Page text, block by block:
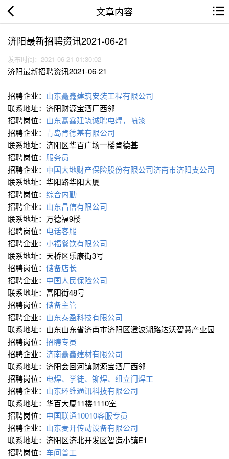
文章内容
济阳最新招聘资讯2021-06-21
发布时间：2021-06-21 01:30:02
济阳最新招聘资讯2021-06-21
招聘企业： 山东矗鑫建筑安装工程有限公司
联系地址：济阳财源宝酒厂西邻
招聘岗位： 山东矗鑫建筑诚聘电焊，喷漆
招聘企业： 青岛肯德基有限公司
联系地址：济阳区华百广场一楼肯德基
招聘岗位： 服务员
招聘企业： 中国大地财产保险股份有限公司济南市济阳支公司
联系地址：华阳路华阳大厦
招聘岗位： 综合内勤
招聘企业： 山东昌信有限公司
联系地址：万德福9楼
招聘岗位： 电话客服
招聘企业： 小福餐饮有限公司
联系地址：天桥区乐康街3号
招聘岗位： 储备店长
招聘企业： 中国人民保险公司
联系地址：富阳街48号
招聘岗位： 储备主管
招聘企业： 山东泰盈科技有限公司
联系地址：山东山东省济南市济阳区澄波湖路达沃智慧产业园
招聘岗位： 招聘专员
招聘企业： 济南矗鑫建材有限公司
联系地址：济阳会回河镇财源宝酒厂西邻
招聘岗位： 电焊、学徒、铆焊、组立门焊工
招聘企业： 山东环维通讯科技有限公司
联系地址：华百大厦11楼1110室
招聘岗位： 中国联通10010客服专员
招聘企业： 山东麦开传动设备有限公司
联系地址：济阳区济北开发区智造小镇E1
招聘岗位： 车间普工